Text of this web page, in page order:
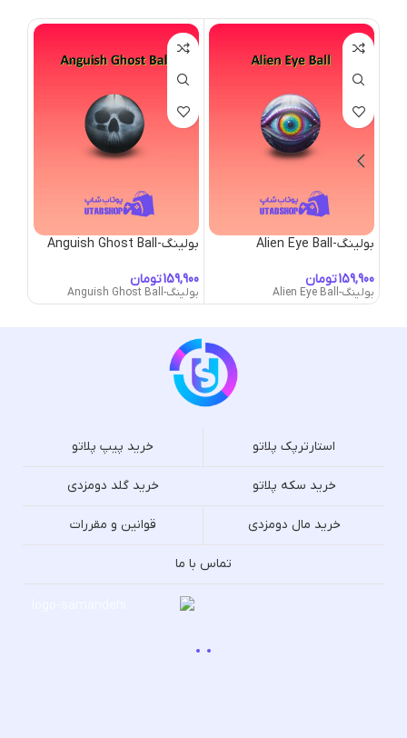
بولینگ-Alien Eye Ball
تومان
بولینگ-Alien Eye Ball
بولینگ-Anguish Ghost Ball
تومان
بولینگ-Anguish Ghost Ball
استارترپک پلاتو خرید پیپ پلاتو
خرید سکه پلاتو خرید گلد دومزدی
خرید مال دومزدی قوانین و مقررات
تماس با ما